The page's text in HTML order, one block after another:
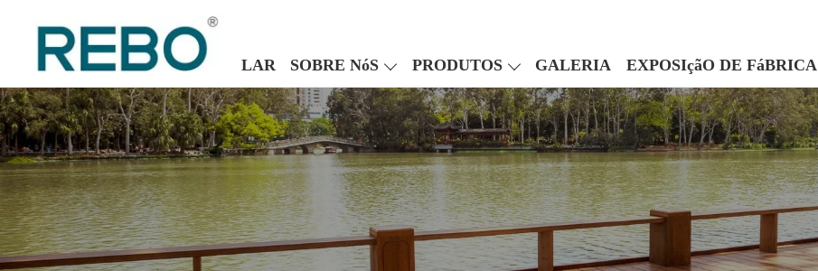
LAR SOBRE NóS PRODUTOS GALERIA EXPOSIçãO DE FáBRICA